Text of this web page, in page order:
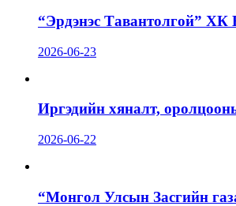
“Эрдэнэс Тавантолгой” ХК
2026-06-23
Иргэдийн хяналт,
2026-06-22
“Монгол Улсын Засгийн